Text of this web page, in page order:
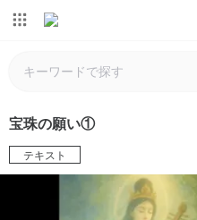
宝珠の願い①
テキスト